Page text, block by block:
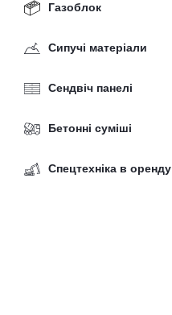
Газоблок
Сипучі матеріали
Сендвіч панелі
Бетонні суміші
Спецтехніка в оренду